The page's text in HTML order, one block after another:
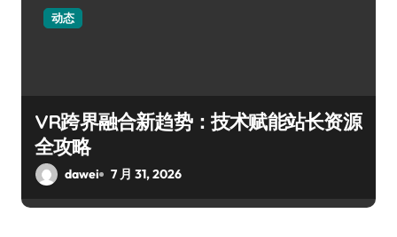
动态
VR跨界融合新趋势：技术赋能站长资源
全攻略
dawei 7 月 31, 2026